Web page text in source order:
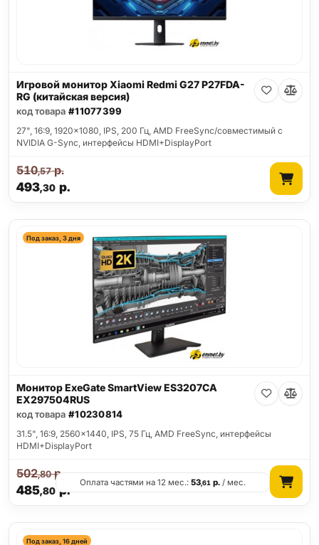
Игровой монитор Xiaomi Redmi G27 P27FDA-
RG (китайская версия)
код товара #11077399
27", 16:9, 1920x1080, IPS, 200 Гц, AMD FreeSync/совместимый с
NVIDIA G-Sync, интерфейсы HDMI+DisplayPort
493,30р.
510,57р.
Под заказ, 3 дня
Монитор ExeGate SmartView ES3207CA
EX297504RUS
код товара #10230814
31.5", 16:9, 2560x1440, IPS, 75 Гц, AMD FreeSync, интерфейсы
HDMI+DisplayPort
485,80р.
502,80р.
Оплата частями на 12 мес.:53,61 р. / мес.
Под заказ, 16 дней